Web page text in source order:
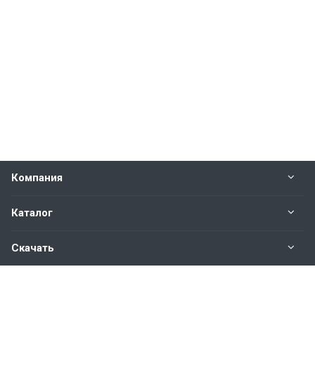
Компания
Каталог
Скачать